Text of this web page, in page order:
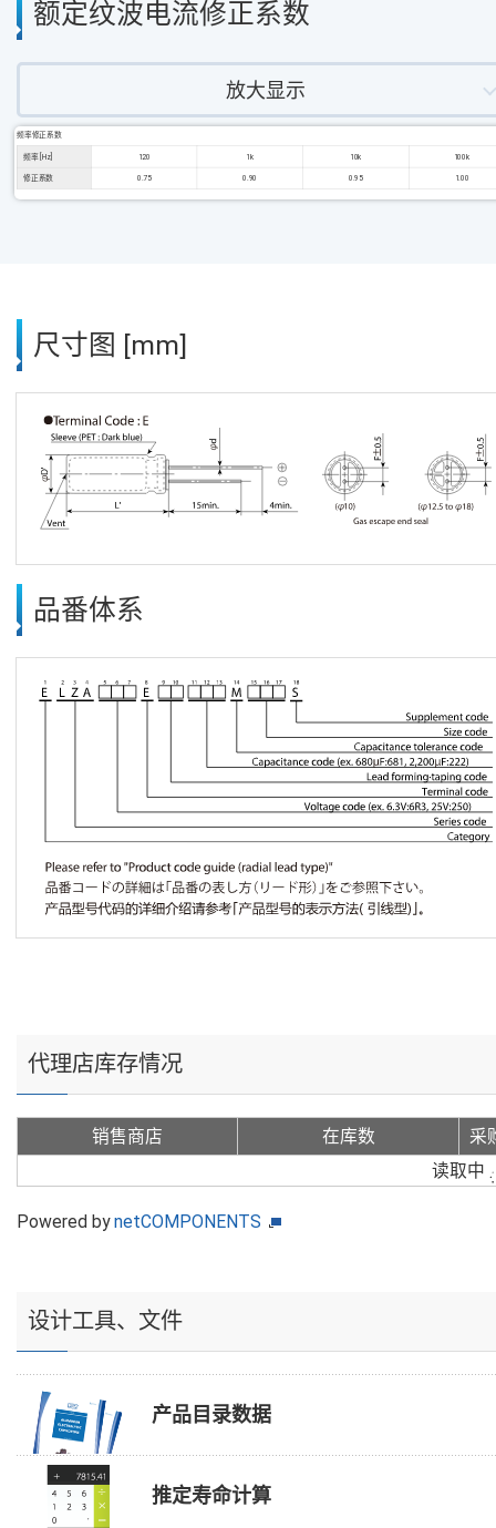
额定纹波电流修正系数
放大显示
频率修正系数
频率 [Hz] 120 1k 10k 100k
修正系数 0.75 0.90 0.95 1.00
尺寸图 [mm]
品番体系
代理店库存情况
销售商店 在库数
采
读取中
Powered bynetCOMPONENTS
设计工具、文件
产品目录数据
推定寿命计算